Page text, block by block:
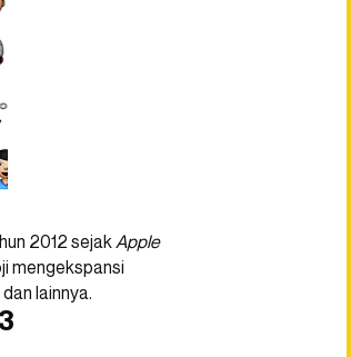
2012 sejak Apple
mengekspansi
lainnya.